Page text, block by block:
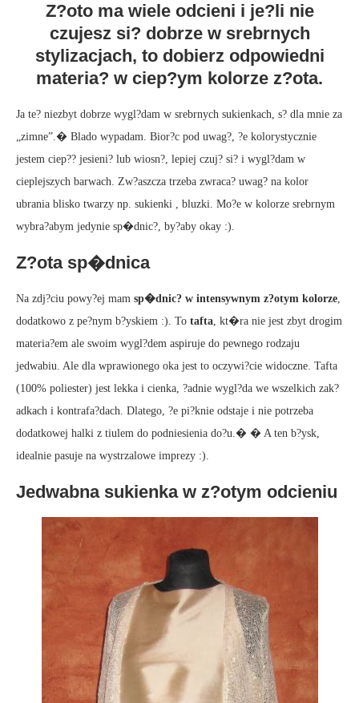
Z?oto ma wiele odcieni i je?li nie
czujesz si? dobrze w srebrnych
stylizacjach, to dobierz odpowiedni
materia? w ciep?ym kolorze z?ota.
Ja te? niezbyt dobrze wygl?dam w srebrnych sukienkach, s? dla mnie za
„zimne”.� Blado wypadam. Bior?c pod uwag?, ?e kolorystycznie
jestem ciep?? jesieni? lub wiosn?, lepiej czuj? si? i wygl?dam w
cieplejszych barwach. Zw?aszcza trzeba zwraca? uwag? na kolor
ubrania blisko twarzy np. sukienki , bluzki. Mo?e w kolorze srebrnym
wybra?abym jedynie sp�dnic?, by?aby okay :).
Z?ota sp�dnica
Na zdj?ciu powy?ej mam sp�dnic? w intensywnym z?otym kolorze,
dodatkowo z pe?nym b?yskiem :). To tafta, kt�ra nie jest zbyt drogim
materia?em ale swoim wygl?dem aspiruje do pewnego rodzaju
jedwabiu. Ale dla wprawionego oka jest to oczywi?cie widoczne. Tafta
(100% poliester) jest lekka i cienka, ?adnie wygl?da we wszelkich zak?
adkach i kontrafa?dach. Dlatego, ?e pi?knie odstaje i nie potrzeba
dodatkowej halki z tiulem do podniesienia do?u.� � A ten b?ysk,
idealnie pasuje na wystrzalowe imprezy :).
Jedwabna sukienka w z?otym odcieniu